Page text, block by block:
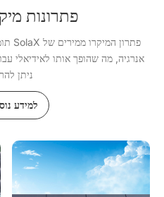
פתרונות
אנרגיה, מה שהופך אותו לאידיאלי
ניתן
למידע